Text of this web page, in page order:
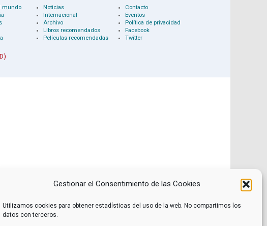
Gestionar el Consentimiento de las Cookies
Utilizamos cookies para obtener estadísticas del uso de la web. No compartimos los
datos con terceros.
mundo
Noticias
Internacional
Archivo
Libros recomendados
Películas recomendadas
Contacto
Eventos
Política de privacidad
Facebook
Twitter